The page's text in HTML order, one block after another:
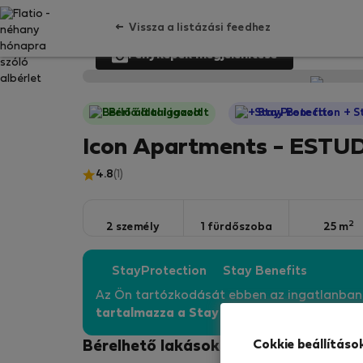
Vissza a listázási feedhez
Fényképek megjelenítése
Bérlő által igazolt StayProtection +
Icon Apartments -
4.8(1)
2 személy 1 fürdőszoba 25 m2
StayProtection Stay Benefits
Az Ön tartózkodását ebben az ingatlanban
tartalmazza a Stay Benefits csomagot
Bérelhető lakások - Porto
Cokkie